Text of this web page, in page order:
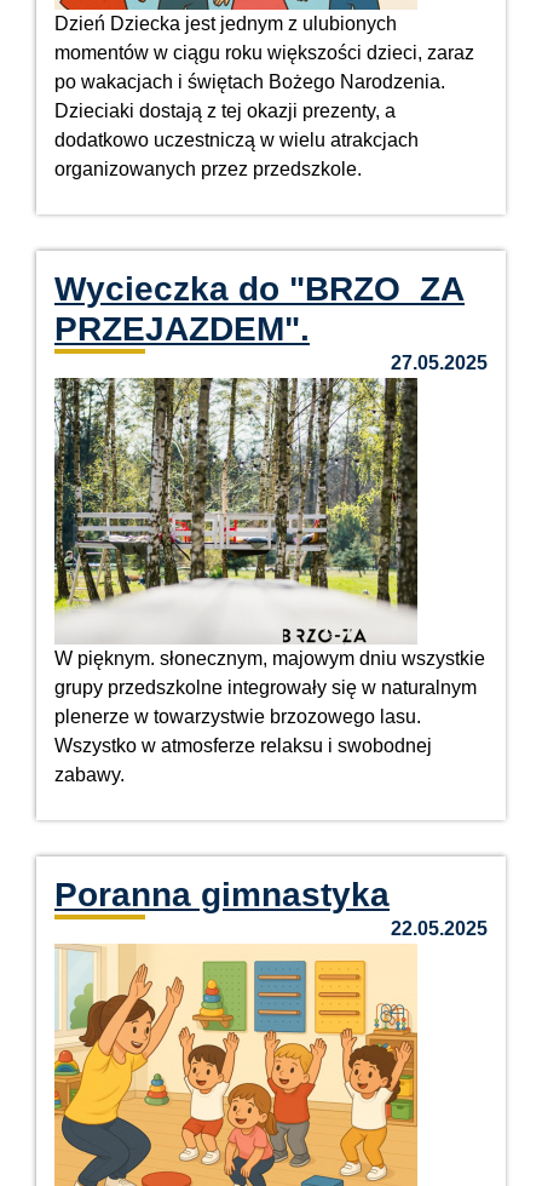
Dzień Dziecka jest jednym z ulubionych
momentów w ciągu roku większości dzieci, zaraz
po wakacjach i świętach Bożego Narodzenia.
Dzieciaki dostają z tej okazji prezenty, a
dodatkowo uczestniczą w wielu atrakcjach
organizowanych przez przedszkole.
Wycieczka do "BRZO_ZA
PRZEJAZDEM".
27.05.2025
W pięknym. słonecznym, majowym dniu wszystkie
grupy przedszkolne integrowały się w naturalnym
plenerze w towarzystwie brzozowego lasu.
Wszystko w atmosferze relaksu i swobodnej
zabawy.
Poranna gimnastyka
22.05.2025